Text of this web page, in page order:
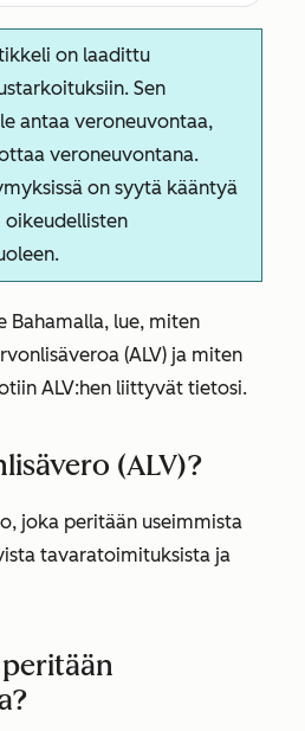
on laadittu
Sen
antaa veroneuvontaa,
veroneuvontana.
on syytä kääntyä
Bahamalla, lue, miten
(ALV) ja miten
ALV:hen liittyvät tietosi.
(ALV)?
joka peritään useimmista
tavaratoimituksista ja